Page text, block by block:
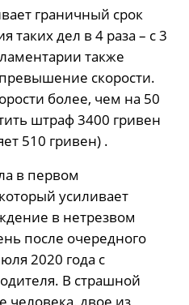
граничный срок
таких дел в 4 раза – с 3
также
скорости.
более, чем на 50
штраф 3400 гривен
510 гривен) .
в первом
усиливает
в нетрезвом
после очередного
2020 года с
В страшной